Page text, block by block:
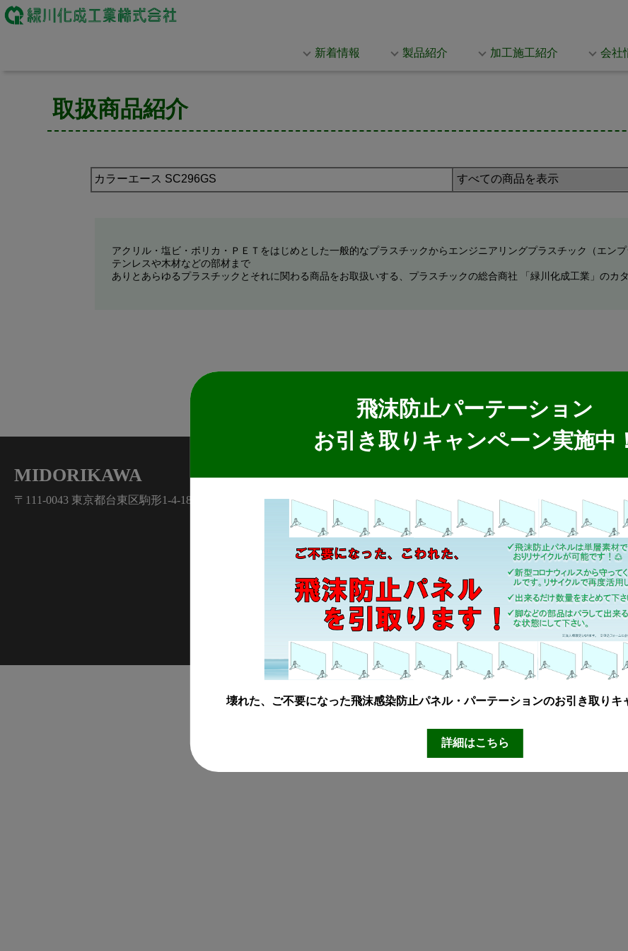
新着情報 製品紹介 加工施工紹介 会社
飛沫防止パーテーション
お引き取りキャンペーン実施中！
壊れた、ご不要になった飛沫感染防止パネル・パーテーションのお引き取りキ
詳細はこちら
取扱商品紹介
アクリル・塩ビ・ポリカ・ＰＥＴをはじめとした一般的なプラスチックからエンジニアリングプラスチック（エン
テンレスや木材などの部材まで
ありとあらゆるプラスチックとそれに関わる商品をお取扱いする、プラスチックの総合商社 「緑川化成工業」のカ
MIDORIKAWA
〒111-0043 東京都台東区駒形1-4-18 製品情報
MKブランド製品
新商品紹介
取扱製品情報
リサイクル材料
SDSダウンロード